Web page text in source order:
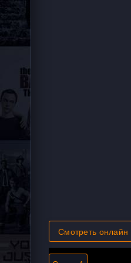
Смотреть онлайн